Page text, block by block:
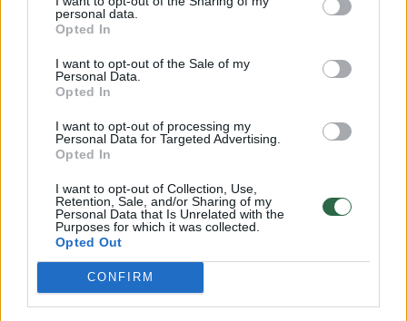
personal data.
Opted In
I want to opt-out of the Sale of my
Personal Data.
Opted In
I want to opt-out of processing my
Personal Data for Targeted Advertising.
Opted In
I want to opt-out of Collection, Use,
Retention, Sale, and/or Sharing of my
Personal Data that Is Unrelated with the
Purposes for which it was collected.
Opted Out
CONFIRM
Karas Ukrainoje. Rugpjūčio 9-osios
naujienos
Naujausi viršuje
prieš 2 val. 29 min.
Prieš Ukrainos Nepriklausomybės
dieną – nerimą keliantis signalas: